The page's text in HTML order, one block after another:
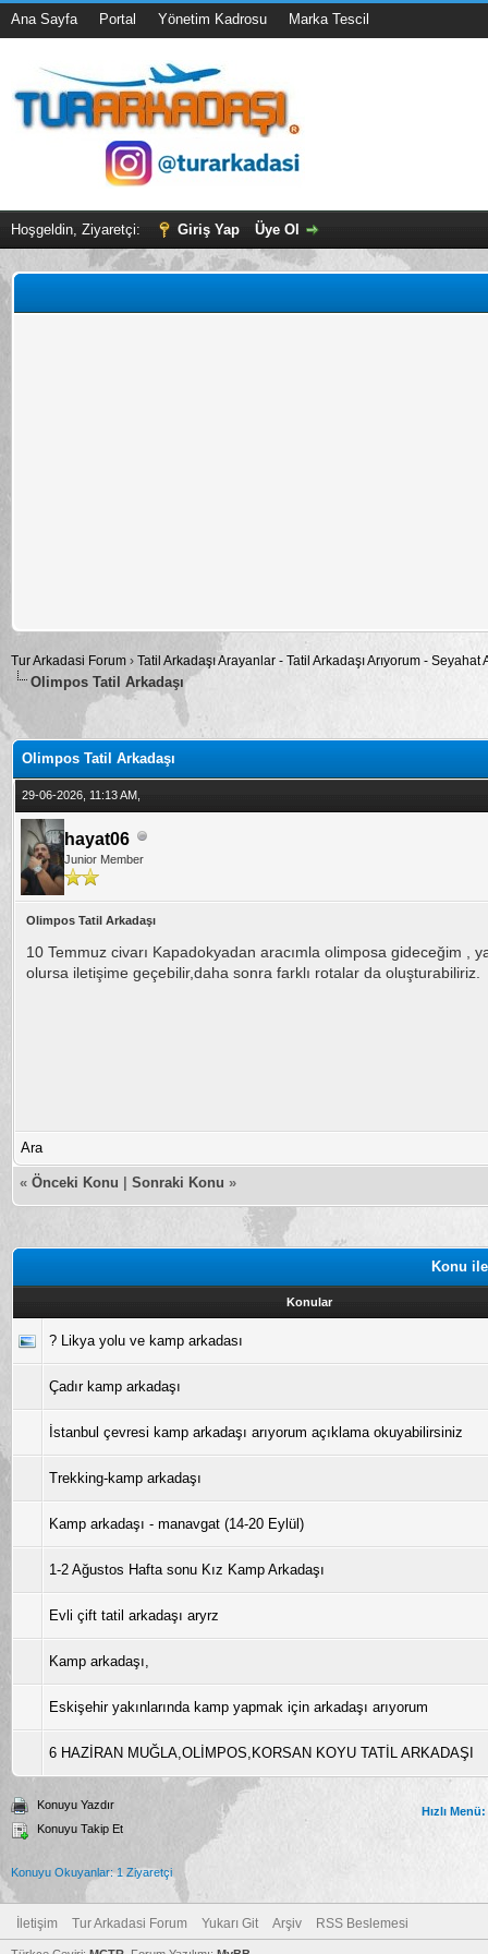
Ana Sayfa Portal Yönetim Kadrosu Marka Tescil
Hoşgeldin, Ziyaretçi: Giriş Yap Üye Ol
Tur Arkadasi Forum › Tatil Arkadaşı Arayanlar - Tatil Arkadaşı Arıyorum -
Olimpos Tatil Arkadaşı
0
Olimpos Tatil Arkadaşı
29-06-2026, 11:13 AM,
hayat06
Junior Member
Olimpos Tatil Arkadaşı
10 Temmuz civarı Kapadokyadan aracımla olimposa gideceğim
olursa iletişime geçebilir,daha sonra farklı rotalar da oluşturabiliriz.
Ara
« Önceki Konu Sonraki Konu »
Konu
Konular
? Likya yolu ve kamp arkadası
Çadır kamp arkadaşı
İstanbul çevresi kamp arkadaşı arıyorum açıklama okuyabilirsiniz
Trekking-kamp arkadaşı
Kamp arkadaşı - manavgat (14-20 Eylül)
1-2 Ağustos Hafta sonu Kız Kamp Arkadaşı
Evli çift tatil arkadaşı aryrz
Kamp arkadaşı,
Eskişehir yakınlarında kamp yapmak için arkadaşı arıyorum
6 HAZİRAN MUĞLA,OLİMPOS,KORSAN KOYU TATİL ARKADAŞI
Konuyu Yazdır
Konuyu Takip Et
Hızlı Menü:
Konuyu Okuyanlar: 1 Ziyaretçi
İletişim Tur Arkadasi Forum Yukarı Git Arşiv RSS Beslemesi